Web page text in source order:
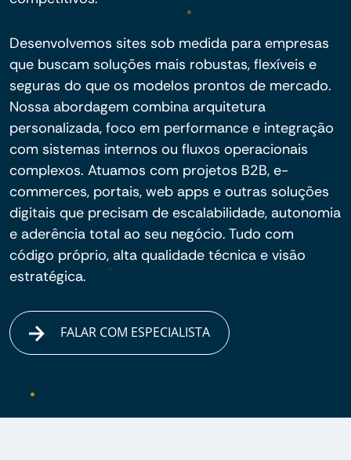
Desenvolvemos sites sob medida para empresas
que buscam soluções mais robustas, flexíveis e
seguras do que os modelos prontos de mercado.
Nossa abordagem combina arquitetura
personalizada, foco em performance e integração
com sistemas internos ou fluxos operacionais
complexos. Atuamos com projetos B2B, e-
commerces, portais, web apps e outras soluções
digitais que precisam de escalabilidade, autonomia
e aderência total ao seu negócio. Tudo com
código próprio, alta qualidade técnica e visão
estratégica.
FALAR COM ESPECIALISTA